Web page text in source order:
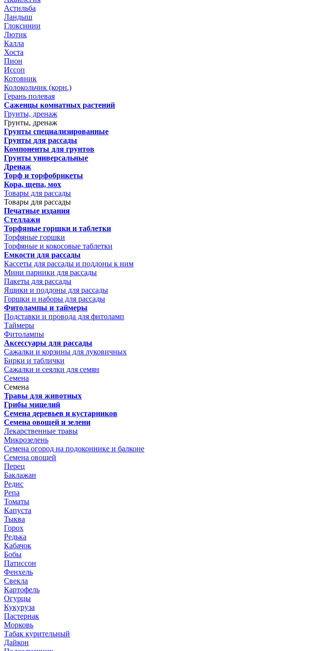
Астильба
Ландыш
Глоксинии
Лютик
Калла
Хоста
Пион
Иссоп
Котовник
Колокольчик (корн.)
Герань полевая
Саженцы комнатных растений
Грунты, дренаж
Грунты, дренаж
Грунты специализированные
Грунты для рассады
Компоненты для грунтов
Грунты универсальные
Дренаж
Торф и торфобрикеты
Кора, щепа, мох
Товары для рассады
Товары для рассады
Печатные издания
Стеллажи
Торфяные горшки и таблетки
Торфяные горшки
Торфяные и кокосовые таблетки
Емкости для рассады
Кассеты для рассады и поддоны к ним
Мини парники для рассады
Пакеты для рассады
Ящики и поддоны для рассады
Горшки и наборы для рассады
Фитолампы и таймеры
Подставки и провода для фитоламп
Таймеры
Фитолампы
Аксессуары для рассады
Сажалки и корзины для луковичных
Бирки и таблички
Сажалки и сеялки для семян
Семена
Семена
Травы для животных
Грибы мицелий
Семена деревьев и кустарников
Семена овощей и зелени
Лекарственные травы
Микрозелень
Семена огород на подоконнике и балконе
Семена овощей
Перец
Баклажан
Редис
Репа
Томаты
Капуста
Тыква
Горох
Редька
Кабачок
Бобы
Патиссон
Фенхель
Свекла
Картофель
Огурцы
Кукуруза
Пастернак
Морковь
Табак курительный
Дайкон